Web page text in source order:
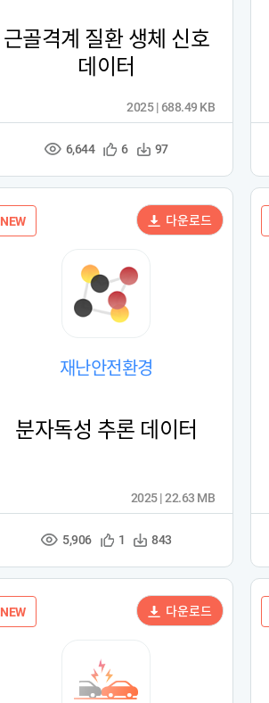
근골격계 질환 생체 신호
데이터
조
수
6,644
관
등
록
6
다
수
97
2025 | 688.49 KB
NEW
재난안전환경
분자독성 추론 데이터
조
수
5,906
관
등
록
1
다
수
843
2025 | 22.63 MB
다운로드
NEW 다운로드